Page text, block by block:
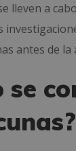
lleven a
antes de
se